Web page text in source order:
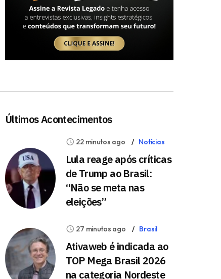
Últimos Acontecimentos
22 minutos ago Notícias
Lula reage após críticas
de Trump ao Brasil:
“Não se meta nas
eleições”
27 minutos ago Brasil
Ativaweb é indicada ao
TOP Mega Brasil 2026
na categoria Nordeste